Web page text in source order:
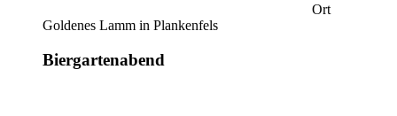
Ort
Goldenes Lamm in Plankenfels
Biergartenabend